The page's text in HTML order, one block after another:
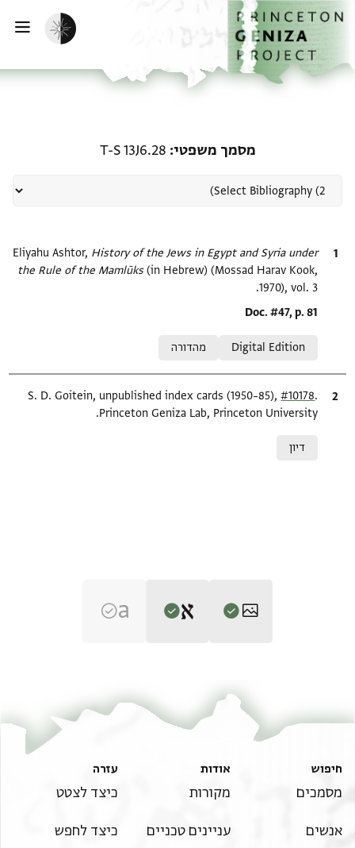
לתוכןהבית
הפעלת מצב כהה
מסמך משפטי T-S 13J6.28
ציטוט Eliyahu Ashtor,History of the Jews in Egypt and Syria under
the Rule of the Mamlūks‎(in Hebrew) (Mossad Harav Kook,
1970), vol. 3.
Location in source
Doc. #47, p. 81
Digital Edition
מהדורה
ציטוט S. D. Goitein, unpublished index cards (1950–85),#10178
Princeton Geniza Lab, Princeton University.
דיון
History of the Jews in Egypt and Syria under the
Rule of the Mamlūks‎
(in Hebrew) (Mossad Harav Kook, 1970), vol.
בששי בשבת בארבעה ועשרים יום לירח אדר שנת אלף
וחמשים לשטרות למנינא דרגילנא לממני ביה הכא
T-S 13J6.28 1v הגדל וסובב
תנאי היתר שימוש בתצלום
חיפוש
מסמכים
אנשים
אודות
מקורות
עניינים טכניים
עזרה
כיצד לצטט
כיצד לחפש